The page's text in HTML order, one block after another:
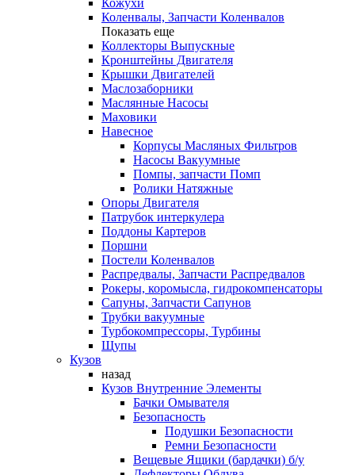
Кожухи
Коленвалы, Запчасти Коленвалов
Показать еще
Коллекторы Выпускные
Кронштейны Двигателя
Крышки Двигателей
Маслозаборники
Маслянные Насосы
Маховики
Навесное
Корпусы Масляных Фильтров
Насосы Вакуумные
Помпы, запчасти Помп
Ролики Натяжные
Опоры Двигателя
Патрубок интеркулера
Поддоны Картеров
Поршни
Постели Коленвалов
Распредвалы, Запчасти Распредвалов
Рокеры, коромысла, гидрокомпенсаторы
Сапуны, Запчасти Сапунов
Трубки вакуумные
Турбокомпрессоры, Турбины
Щупы
Кузов
назад
Кузов Внутренние Элементы
Бачки Омывателя
Безопасность
Подушки Безопасности
Ремни Безопасности
Вещевые Ящики (бардачки) б/у